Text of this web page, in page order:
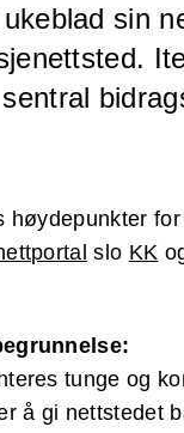
sin
høydepunkter
slo KK
tunge og
å gi nettstedet